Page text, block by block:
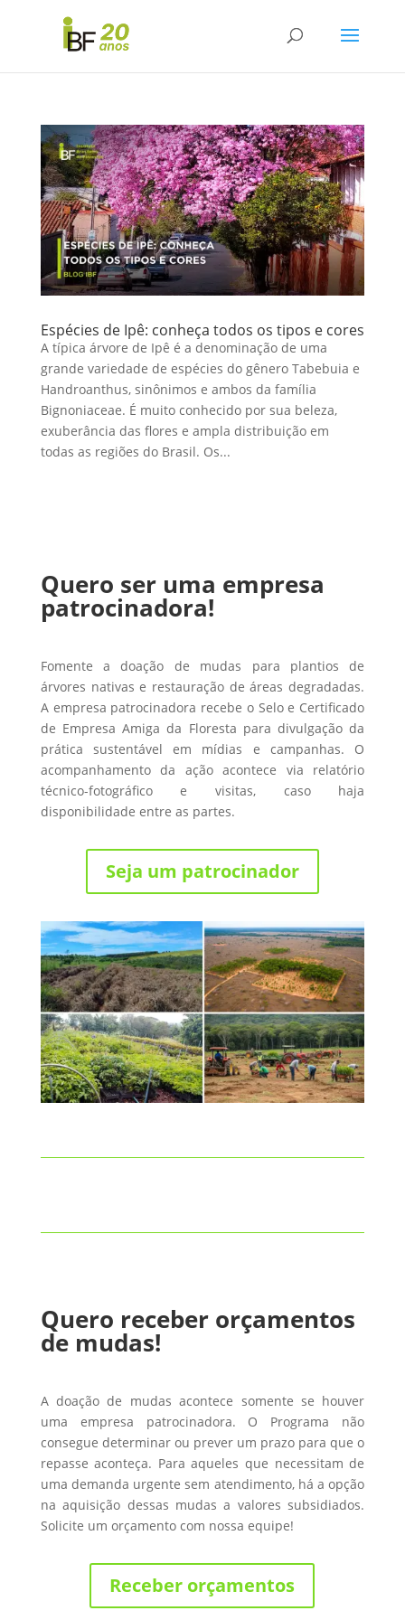
Espécies de Ipê: conheça todos os tipos e cores
A típica árvore de Ipê é a denominação de uma
grande variedade de espécies do gênero Tabebuia e
Handroanthus, sinônimos e ambos da família
Bignoniaceae. É muito conhecido por sua beleza,
exuberância das flores e ampla distribuição em
todas as regiões do Brasil. Os...
Quero ser uma empresa
patrocinadora!
Fomente a doação de mudas para plantios de
árvores nativas e restauração de áreas degradadas.
A empresa patrocinadora recebe o Selo e Certificado
de Empresa Amiga da Floresta para divulgação da
prática sustentável em mídias e campanhas. O
acompanhamento da ação acontece via relatório
técnico-fotográfico e visitas, caso haja
disponibilidade entre as partes.
Seja um patrocinador
Quero receber orçamentos
de mudas!
A doação de mudas acontece somente se houver
uma empresa patrocinadora. O Programa não
consegue determinar ou prever um prazo para que o
repasse aconteça. Para aqueles que necessitam de
uma demanda urgente sem atendimento, há a opção
na aquisição dessas mudas a valores subsidiados.
Solicite um orçamento com nossa equipe!
Receber orçamentos